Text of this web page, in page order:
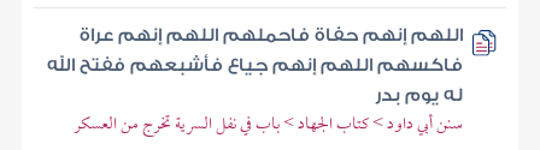
اللهم إنهم حفاة فاحملهم اللهم إنهم عراة
فاكسهم اللهم إنهم جياع فأشبعهم ففتح الله
له يوم بدر
سنن أبي داود > كتاب الجهاد > باب في نفل السرية تخرج من العسكر